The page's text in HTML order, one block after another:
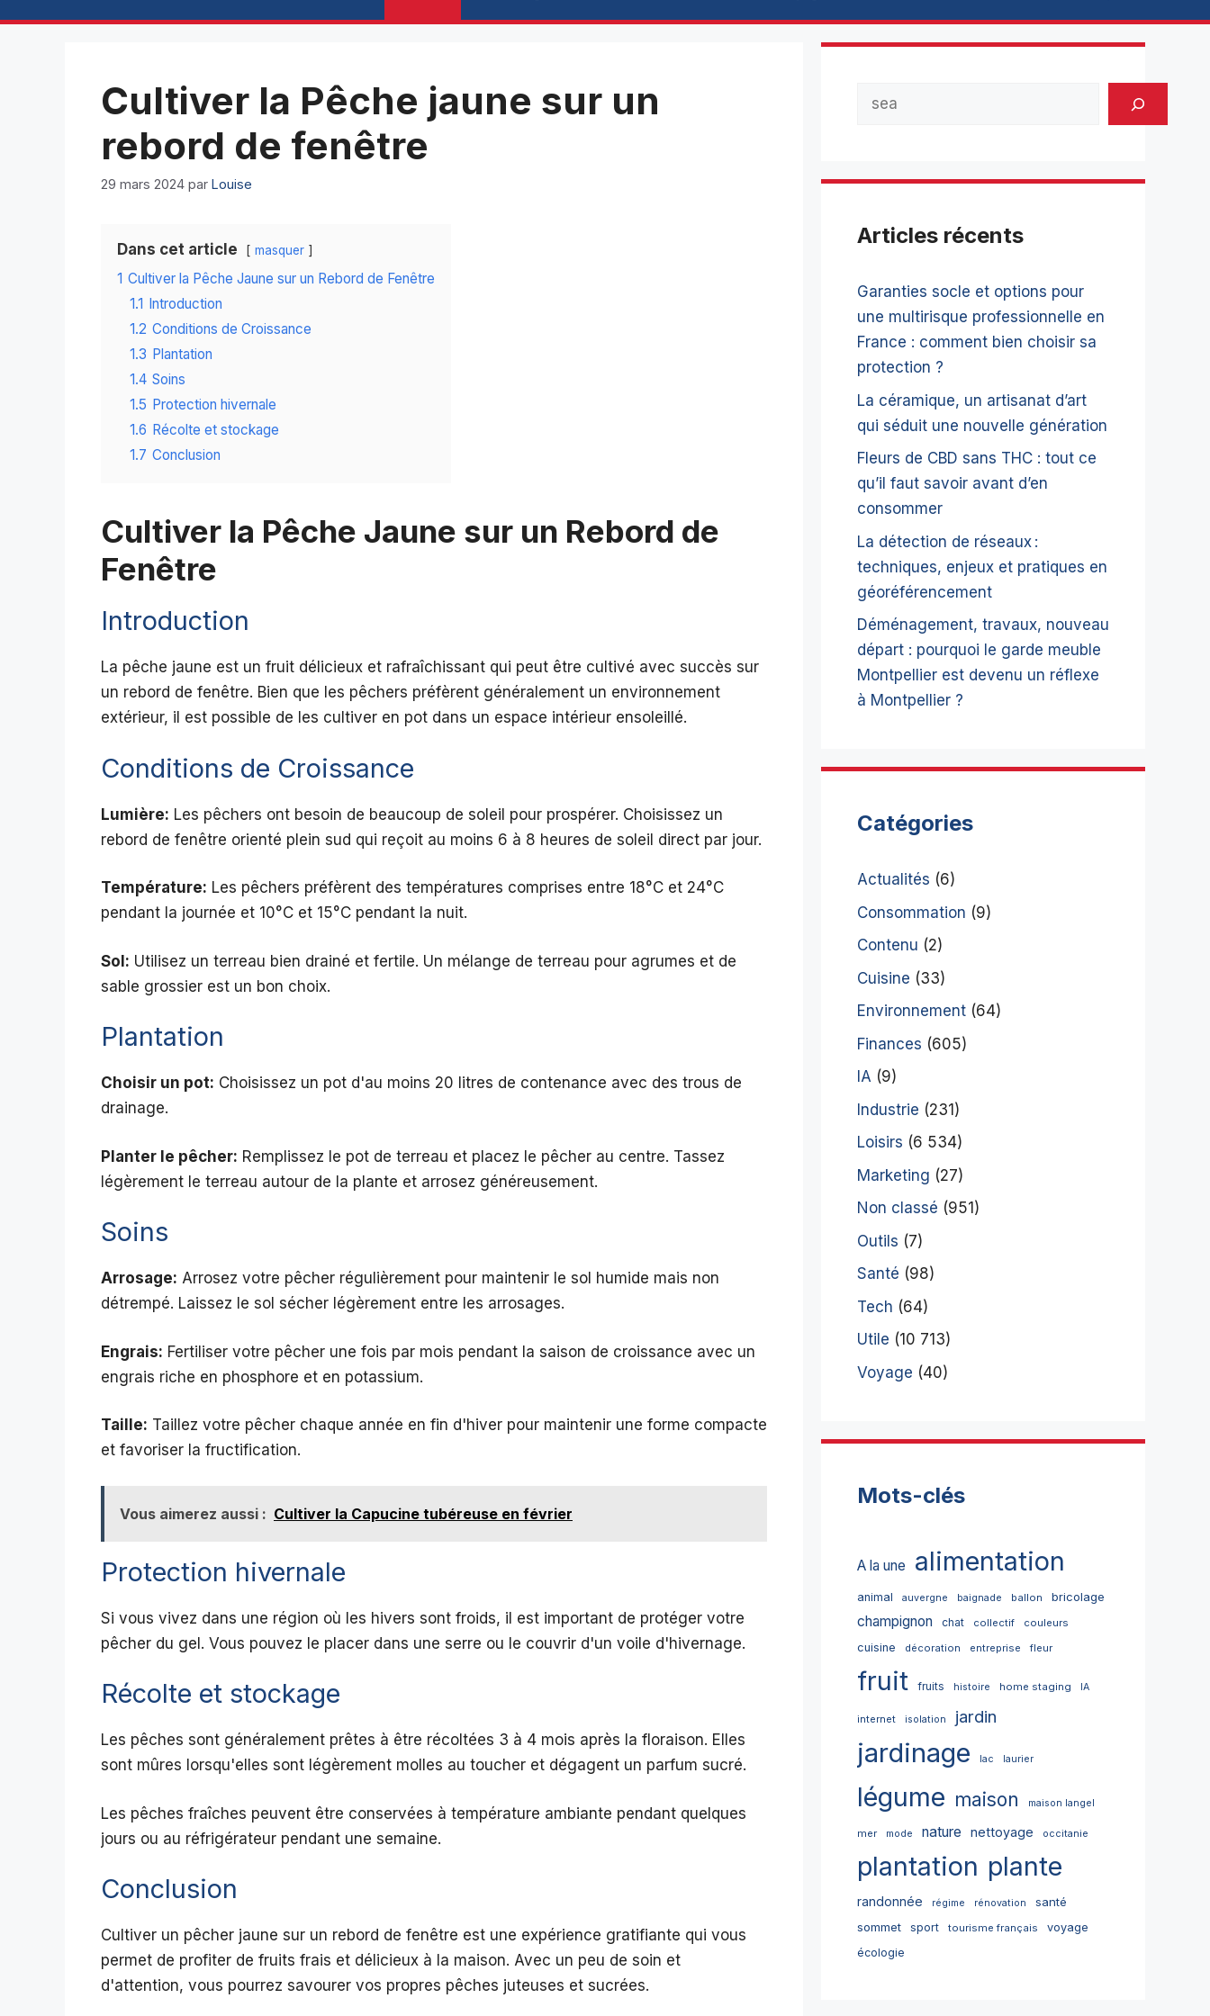
Cultiver la Pêche jaune sur un
rebord de fenêtre
29 mars 2024 par Louise
Dans cet article masquer
1 Cultiver la Pêche Jaune sur un Rebord de Fenêtre
1.1
Introduction
1.2 Conditions de Croissance
1.3 Plantation
1.4 Soins
1.5 Protection hivernale
1.6 Récolte et stockage
1.7 Conclusion
Cultiver la Pêche Jaune sur un Rebord de
Fenêtre
Introduction
La pêche jaune est un fruit délicieux et rafraîchissant qui peut être cultivé avec succès sur
un rebord de fenêtre. Bien que les pêchers préfèrent généralement un environnement
extérieur, il est possible de les cultiver en pot dans un espace intérieur ensoleillé.
Conditions de Croissance
Lumière: Les pêchers ont besoin de beaucoup de soleil pour prospérer. Choisissez un
rebord de fenêtre orienté plein sud qui reçoit au moins 6 à 8 heures de soleil direct par jour.
Température: Les pêchers préfèrent des températures comprises entre 18°C et 24°C
pendant la journée et 10°C et 15°C pendant la nuit.
Sol: Utilisez un terreau bien drainé et fertile. Un mélange de terreau pour agrumes et de
sable grossier est un bon choix.
Plantation
Choisir un pot: Choisissez un pot d'au moins 20 litres de contenance avec des trous de
drainage.
Planter le pêcher: Remplissez le pot de terreau et placez le pêcher au centre. Tassez
légèrement le terreau autour de la plante et arrosez généreusement.
Soins
Arrosage: Arrosez votre pêcher régulièrement pour maintenir le sol humide mais non
détrempé. Laissez le sol sécher légèrement entre les arrosages.
Engrais: Fertiliser votre pêcher une fois par mois pendant la saison de croissance avec un
engrais riche en phosphore et en potassium.
Taille: Taillez votre pêcher chaque année en fin d'hiver pour maintenir une forme compacte
et favoriser la fructification.
Vous aimerez aussi : Cultiver la Capucine tubéreuse en février
Protection hivernale
Si vous vivez dans une région où les hivers sont froids, il est important de protéger votre
pêcher du gel. Vous pouvez le placer dans une serre ou le couvrir d'un voile d'hivernage.
Récolte et stockage
Les pêches sont généralement prêtes à être récoltées 3 à 4 mois après la floraison. Elles
sont mûres lorsqu'elles sont légèrement molles au toucher et dégagent un parfum sucré.
Les pêches fraîches peuvent être conservées à température ambiante pendant quelques
jours ou au réfrigérateur pendant une semaine.
Conclusion
Cultiver un pêcher jaune sur un rebord de fenêtre est une expérience gratifiante qui vous
permet de profiter de fruits frais et délicieux à la maison. Avec un peu de soin et
d'attention, vous pourrez savourer vos propres pêches juteuses et sucrées.
Articles récents
Garanties socle et options pour
une multirisque professionnelle en
France : comment bien choisir sa
protection ?
La céramique, un artisanat d’art
qui séduit une nouvelle génération
Fleurs de CBD sans THC : tout ce
qu’il faut savoir avant d’en
consommer
La détection de réseaux :
techniques, enjeux et pratiques en
géoréférencement
Déménagement, travaux, nouveau
départ : pourquoi le garde meuble
Montpellier est devenu un réflexe
à Montpellier ?
Catégories
Actualités (6)
Consommation (9)
Contenu (2)
Cuisine (33)
Environnement (64)
Finances (605)
IA (9)
Industrie (231)
Loisirs (6 534)
Marketing (27)
Non classé (951)
Outils (7)
Santé (98)
Tech (64)
Utile (10 713)
Voyage (40)
Mots-clés
A la une alimentation
animal auvergne baignade ballon bricolage
champignon chat collectif couleurs
cuisine décoration entreprise fleur
fruit fruits histoire home staging IA
internet isolation jardin
jardinage lac laurier
légume maison maison langel
mer mode nature nettoyage occitanie
plantation plante
randonnée régime rénovation
santé
sommet
sport tourisme français
voyage
écologie